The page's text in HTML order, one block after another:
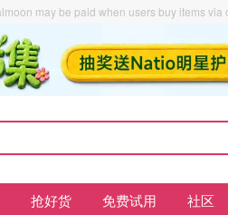
may be paid when users buy items via
抢好货 免费试用 社区